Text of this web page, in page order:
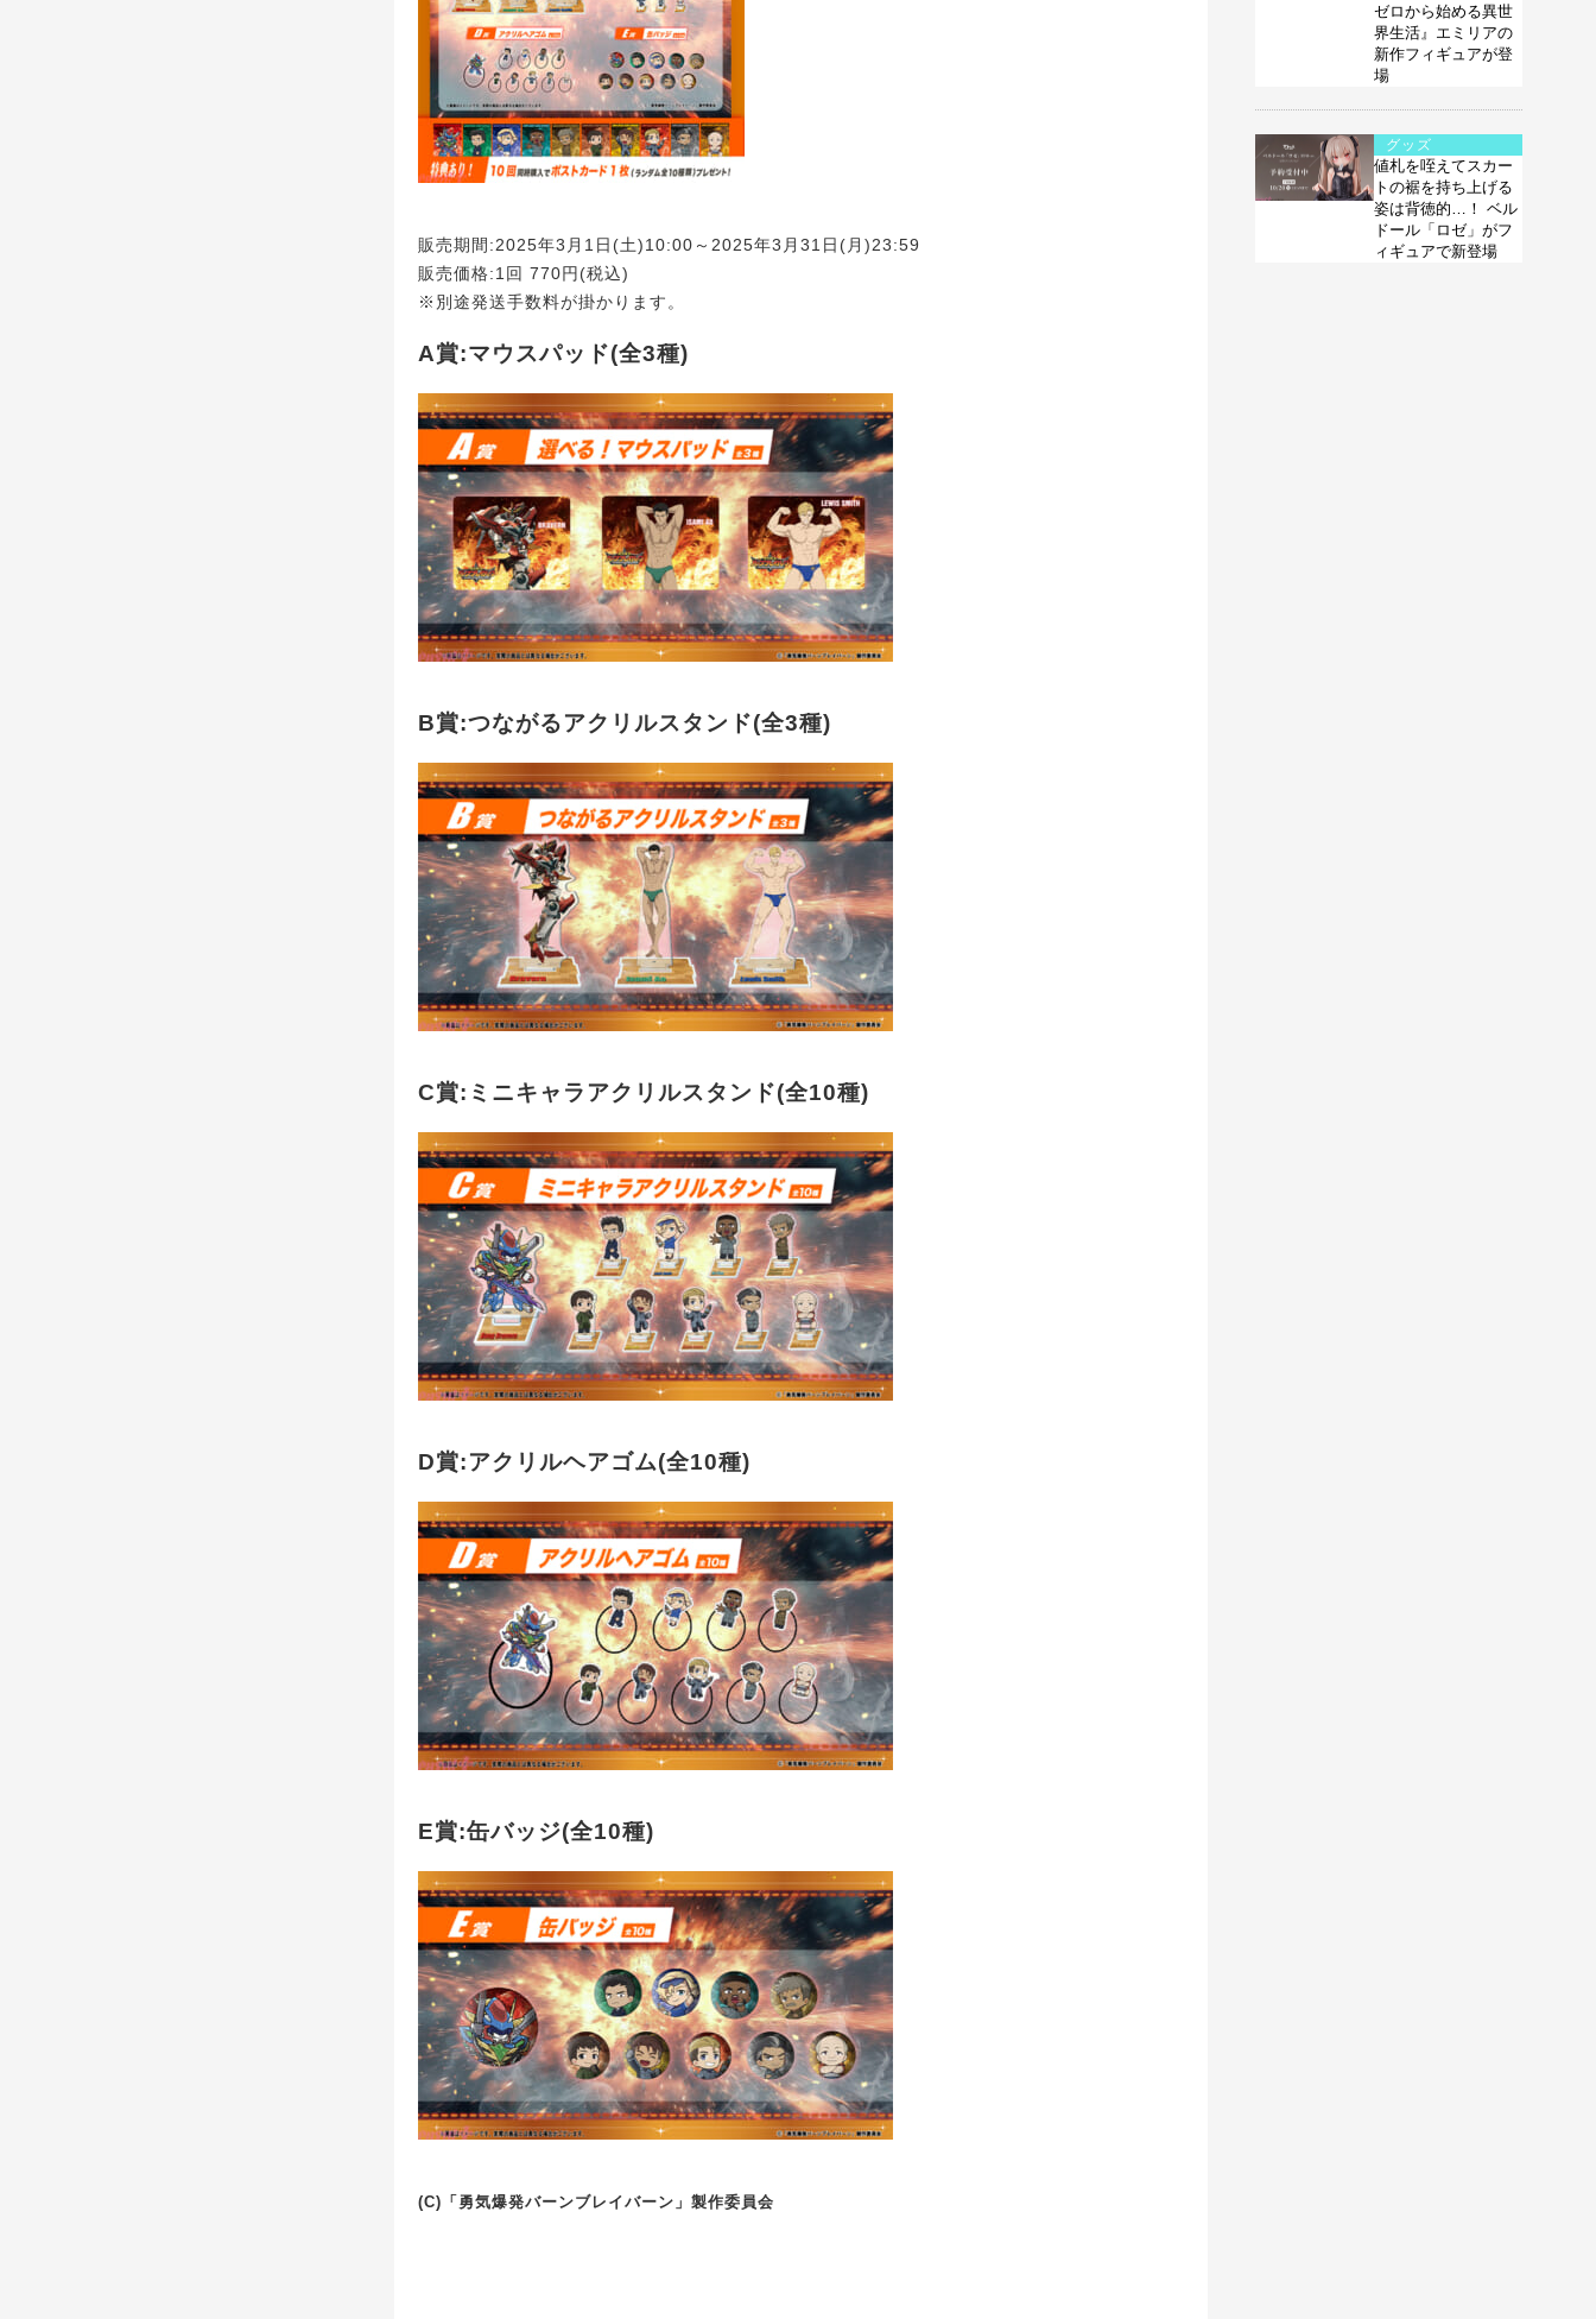
販売期間:2025年3月1日(土)10:00～2025年3月31日(月)23:59
販売価格:1回 770円(税込)
※別途発送手数料が掛かります。
A賞:マウスパッド(全3種)
B賞:つながるアクリルスタンド(全3種)
C賞:ミニキャラアクリルスタンド(全10種)
D賞:アクリルヘアゴム(全10種)
E賞:缶バッジ(全10種)
(C)「勇気爆発バーンブレイバーン」製作委員会
ゼロから始める異世
界生活』エミリアの
新作フィギュアが登
場
グッズ
値札を咥えてスカー
トの裾を持ち上げる
姿は背徳的…！ ベル
ドール「ロゼ」がフ
ィギュアで新登場